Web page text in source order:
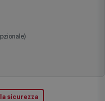
sicurezza